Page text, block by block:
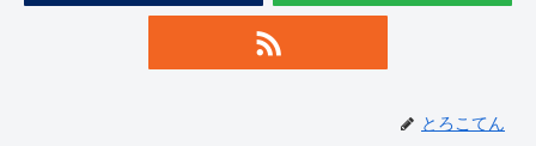
とろこてん